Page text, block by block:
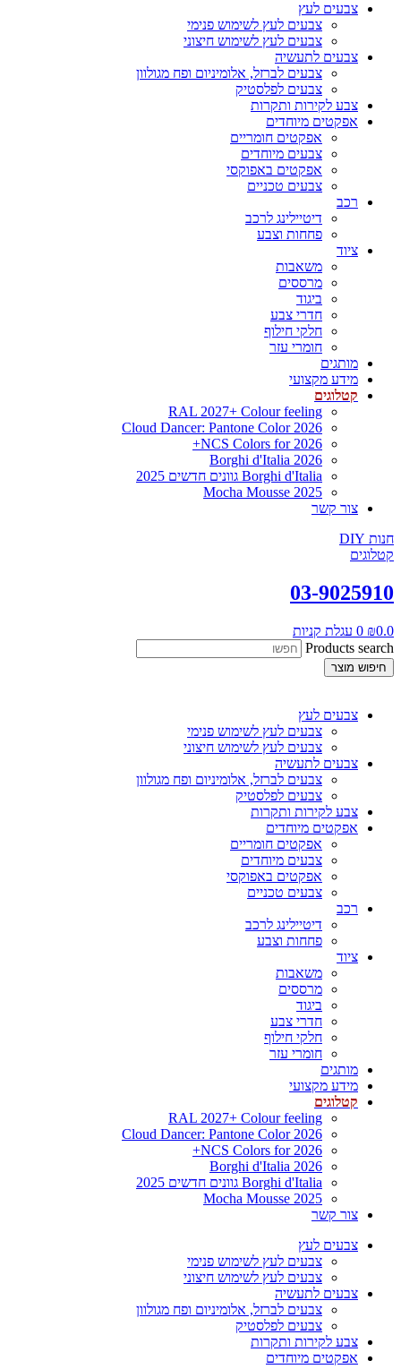
צבעים לעץ
צבעים לעץ לשימוש פנימי
צבעים לעץ לשימוש חיצוני
צבעים לתעשיה
צבעים לברזל, אלומיניום ופח מגולוון
צבעים לפלסטיק
צבע לקירות ותקרות
אפקטים מיוחדים
אפקטים חומריים
צבעים מיוחדים
אפקטים באפוקסי
צבעים טכניים
רכב
דיטיילינג לרכב
פחחות וצבע
ציוד
משאבות
מרססים
ביגוד
חדרי צבע
חלקי חילוף
חומרי עזר
מותגים
מידע מקצועי
קטלוגים
RAL 2027+ Colour feeling
Cloud Dancer: Pantone Color 2026
NCS Colors for 2026+
Borghi d'Italia 2026
Borghi d'Italia גוונים חדשים 2025
Mocha Mousse 2025
צור קשר
חנות DIY
קטלוגים
03-9025910
₪0.0
0 עגלת קניות
Products search
חיפוש מוצר
צבעים לעץ
צבעים לעץ לשימוש פנימי
צבעים לעץ לשימוש חיצוני
צבעים לתעשיה
צבעים לברזל, אלומיניום ופח מגולוון
צבעים לפלסטיק
צבע לקירות ותקרות
אפקטים מיוחדים
אפקטים חומריים
צבעים מיוחדים
אפקטים באפוקסי
צבעים טכניים
רכב
דיטיילינג לרכב
פחחות וצבע
ציוד
משאבות
מרססים
ביגוד
חדרי צבע
חלקי חילוף
חומרי עזר
מותגים
מידע מקצועי
קטלוגים
RAL 2027+ Colour feeling
Cloud Dancer: Pantone Color 2026
NCS Colors for 2026+
Borghi d'Italia 2026
Borghi d'Italia גוונים חדשים 2025
Mocha Mousse 2025
צור קשר
צבעים לעץ
צבעים לעץ לשימוש פנימי
צבעים לעץ לשימוש חיצוני
צבעים לתעשיה
צבעים לברזל, אלומיניום ופח מגולוון
צבעים לפלסטיק
צבע לקירות ותקרות
אפקטים מיוחדים